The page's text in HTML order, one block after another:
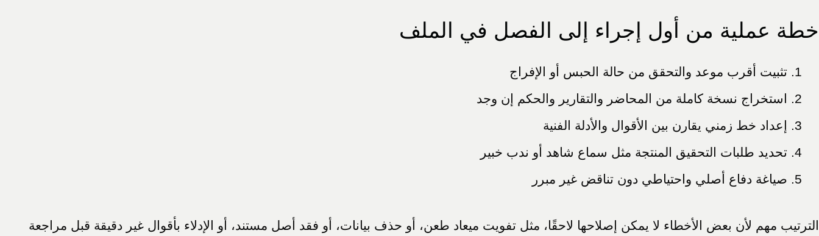
خطة عملية من أول إجراء إلى الفصل في الملف
تثبيت أقرب موعد والتحقق من حالة الحبس أو الإفراج
استخراج نسخة كاملة من المحاضر والتقارير والحكم إن وجد
إعداد خط زمني يقارن بين الأقوال والأدلة الفنية
تحديد طلبات التحقيق المنتجة مثل سماع شاهد أو ندب خبير
صياغة دفاع أصلي واحتياطي دون تناقض غير مبرر
الترتيب مهم لأن بعض الأخطاء لا يمكن إصلاحها لاحقًا، مثل تفويت ميعاد طعن، أو حذف بيانات، أو فقد أصل مستند، أو الإدلاء بأقوال غير دقيقة قبل مراجعة